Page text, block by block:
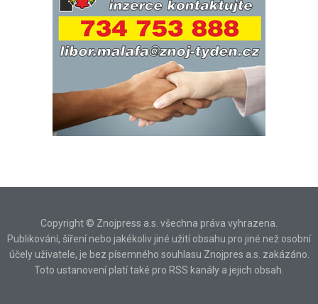
Copyright © Znojpress a.s. všechna práva vyhrazena.
Publikování, šíření nebo jakékoliv jiné užití obsahu pro jiné než osobní
účely uživatele, je bez písemného souhlasu Znojpres a.s. zakázáno.
Toto ustanovení platí také pro RSS kanály a jejich obsah.